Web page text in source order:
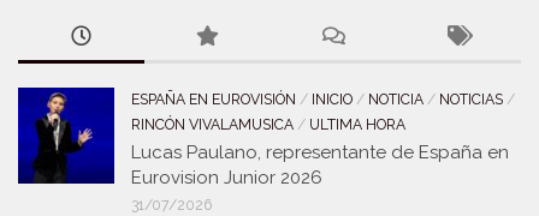
ESPAÑA EN EUROVISIÓN / INICIO / NOTICIA / NOTICIAS /
RINCÓN VIVALAMUSICA / ULTIMA HORA
Lucas Paulano, representante de España en
Eurovision Junior 2026
31/07/2026